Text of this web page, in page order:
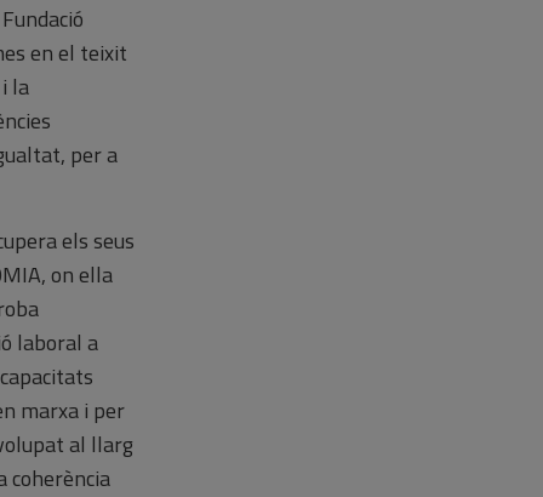
en el teixit
la
per a
els seus
on ella
laboral a
marxa i per
al llarg
coherència